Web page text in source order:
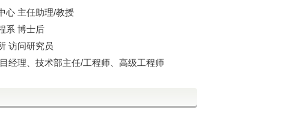
心 主任助理/教授
系 博士后
访问研究员
经理、技术部主任/工程师、高级工程师